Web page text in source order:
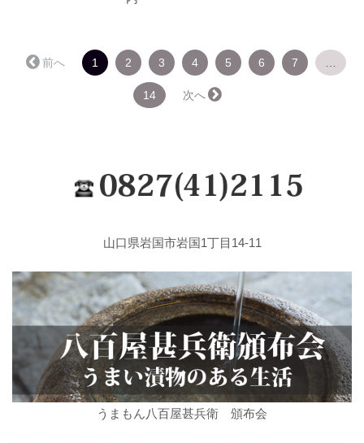
← 前へ 1
（こ
の
2 3 4 5 6 7
14 次へ →
山口県岩国市岩国1丁目14-11
うまもん八百屋甚兵衛 頒布会